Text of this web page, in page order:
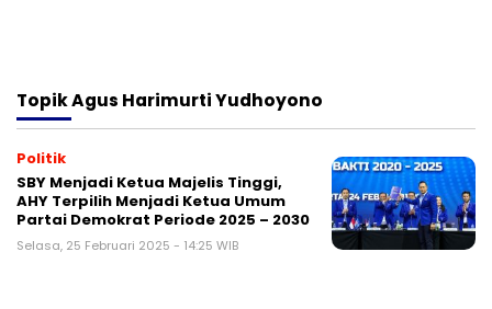
TopikAgus Harimurti Yudhoyono
Politik
SBY Menjadi Ketua Majelis Tinggi,
AHY Terpilih Menjadi Ketua Umum
Partai Demokrat Periode 2025 – 2030
Selasa, 25 Februari 2025 - 14:25 WIB